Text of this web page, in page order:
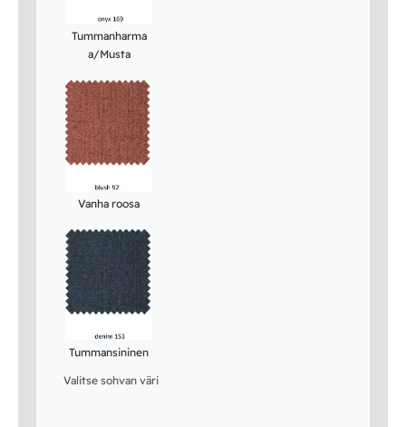
Tummanharma
a/Musta
Vanha roosa
Tummansininen
Valitse sohvan väri